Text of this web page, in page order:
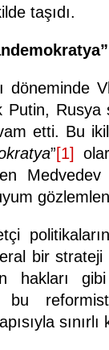
taşıdı.
döneminde
Rusya
etti. Bu
”[1]
bir
gibi
bu
sınırlı